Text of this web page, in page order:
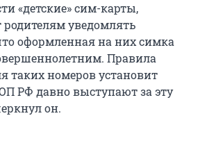
«детские» сим-карты,
родителям уведомлять
оформленная на них симка
Правила
таких номеров установит
РФ давно выступают за эту
он.